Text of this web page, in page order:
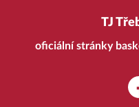
TJ
oficiální stránky